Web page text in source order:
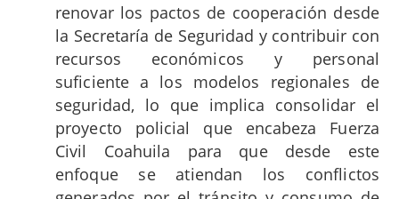
renovar los pactos de cooperación desde
la Secretaría de Seguridad y contribuir con
recursos económicos y personal
suficiente a los modelos regionales de
seguridad, lo que implica consolidar el
proyecto policial que encabeza Fuerza
Civil Coahuila para que desde este
enfoque se atiendan los conflictos